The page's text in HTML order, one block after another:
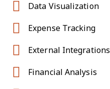
Data Visualization
Expense Tracking
External Integrations
Financial Analysis